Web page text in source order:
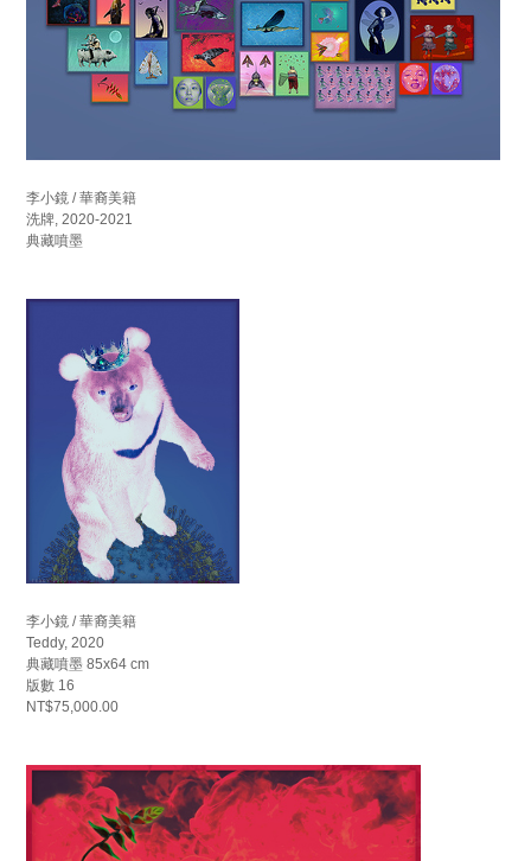
李小鏡 / 華裔美籍
洗牌, 2020-2021
典藏噴墨
李小鏡 / 華裔美籍
Teddy, 2020
典藏噴墨 85x64 cm
版數 16
NT$75,000.00